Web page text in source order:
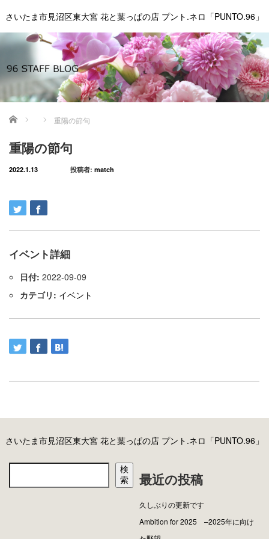
さいたま市見沼区東大宮 花と葉っぱの店 プント.ネロ「PUNTO.96」
ホーム 重陽の節句
重陽の節句
2022.1.13 投稿者: match
イベント詳細
日付: 2022-09-09
カテゴリ: イベント
さいたま市見沼区東大宮 花と葉っぱの店 プント.ネロ「PUNTO.96」
検
索
最近の投稿
久しぶりの更新です
Ambition for 2025 –2025年に向け